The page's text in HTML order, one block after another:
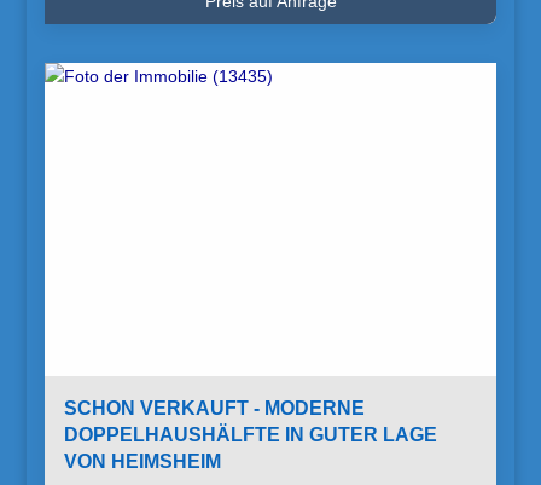
SCHON VERKAUFT - MODERNE
DOPPELHAUSHÄLFTE IN GUTER LAGE
VON HEIMSHEIM